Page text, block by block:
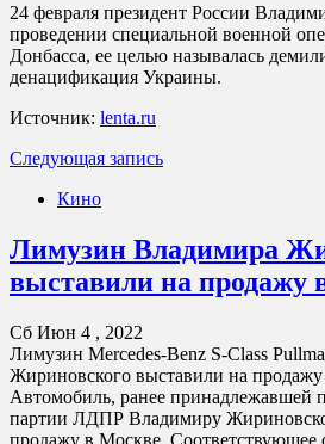
24 февраля президент России
проведении специальной военной
Донбасса, ее целью называлась
денацификация Украины.
Источник: lenta.ru
Следующая запись
Кино
Лимузин Владимира
выставили на продажу
Сб Июн 4 , 2022
Лимузин Mercedes-Benz S-Class
Жириновского выставили на
Автомобиль, ранее принадлежавшей
партии ЛДПР Владимиру
продажу в Москве. Соответствующее